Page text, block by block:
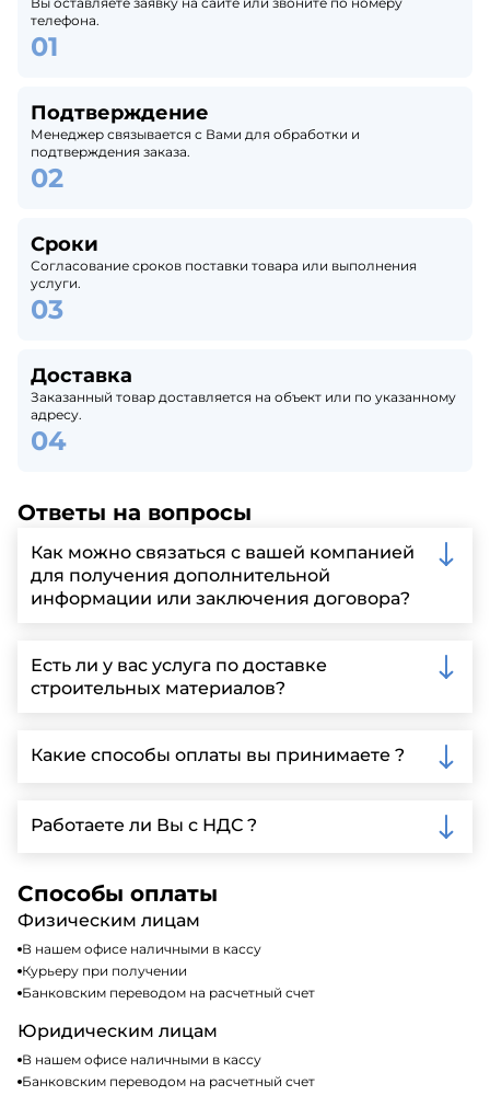
телефона.
Подтверждение
Менеджер связывается с Вами для обработки и
подтверждения заказа.
Сроки
Согласование сроков поставки товара или выполнения
услуги.
Доставка
Заказанный товар доставляется на объект или по указанному
адресу.
Ответы на вопросы
Как можно связаться с вашей компанией
для получения дополнительной
информации или заключения договора?
запрос через нашу официальную почту или
заполнить форму на нашем сайте для более
детальной информации и организации встречи.
Есть ли у вас услуга по доставке
строительных материалов?
Ленинградской области, у нас собственный
автопарк, для обеспечения быстрой и надежной
Какие способы оплаты вы принимаете ?
включая наличные, банковские переводы,
кредитные карты. Подробную информацию о
Работаете ли Вы с НДС ?
налогообложения, т.е с НДС 20%
Способы оплаты
Физическим лицам
В нашем офисе наличными в кассу
Курьеру при получении
Банковским переводом на расчетный счет
Юридическим лицам
В нашем офисе наличными в кассу
Банковским переводом на расчетный счет